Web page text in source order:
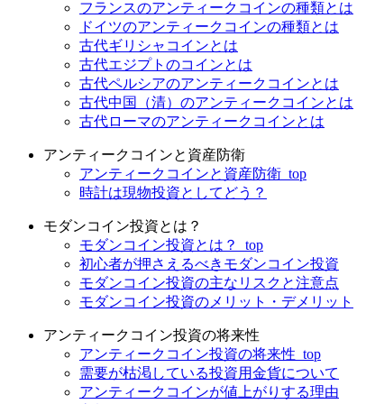
フランスのアンティークコインの種類とは
ドイツのアンティークコインの種類とは
古代ギリシャコインとは
古代エジプトのコインとは
古代ペルシアのアンティークコインとは
古代中国（清）のアンティークコインとは
古代ローマのアンティークコインとは
アンティークコインと資産防衛
アンティークコインと資産防衛_top
時計は現物投資としてどう？
モダンコイン投資とは？
モダンコイン投資とは？_top
初心者が押さえるべきモダンコイン投資
モダンコイン投資の主なリスクと注意点
モダンコイン投資のメリット・デメリット
アンティークコイン投資の将来性
アンティークコイン投資の将来性_top
需要が枯渇している投資用金貨について
アンティークコインが値上がりする理由